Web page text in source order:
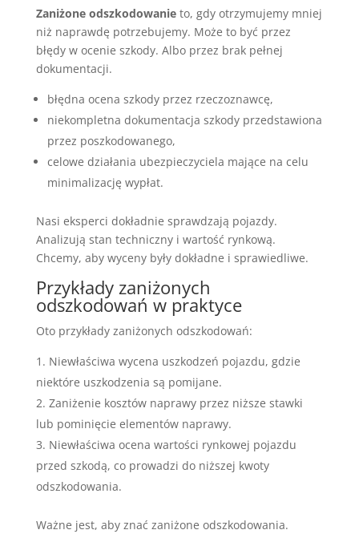
Zaniżone odszkodowanieto, gdy otrzymujemy mniej
niż naprawdę potrzebujemy. Może to być przez
błędy w ocenie szkody. Albo przez brak pełnej
dokumentacji.
błędna ocena szkody przez rzeczoznawcę,
niekompletna dokumentacja szkody przedstawiona
przez poszkodowanego,
celowe działania ubezpieczyciela mające na celu
minimalizację wypłat.
Nasi eksperci dokładnie sprawdzają pojazdy.
Analizują stan techniczny i wartość rynkową.
Chcemy, aby wyceny były dokładne i sprawiedliwe.
Przykłady zaniżonych
odszkodowań w praktyce
Oto przykłady zaniżonych odszkodowań:
Niewłaściwa wycena uszkodzeń pojazdu, gdzie
niektóre uszkodzenia są pomijane.
Zaniżenie kosztów naprawy przez niższe stawki
lub pominięcie elementów naprawy.
Niewłaściwa ocena wartości rynkowej pojazdu
przed szkodą, co prowadzi do niższej kwoty
odszkodowania.
Ważne jest, aby znać zaniżone odszkodowania.